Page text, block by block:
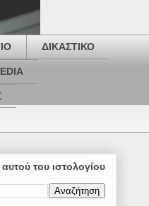
ΔΙΚΑΣΤΙΚΟ
του ιστολογίου